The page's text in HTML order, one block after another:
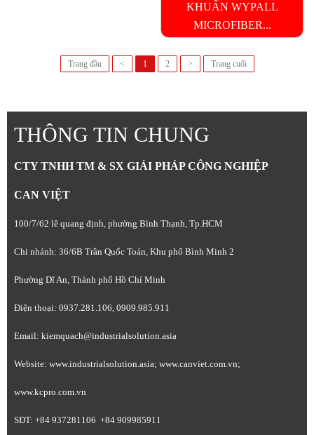
KHUẨN WYPALL
MICROFIBER...
Trang đầu < 1 2 > Trang cuối
THÔNG TIN CHUNG
CTY TNHH TM & SX GIẢI PHÁP CÔNG NGHIỆP
CAN VIỆT
100/7/62 lê quang định, phường Bình Thạnh, Tp.HCM
Chi nhánh: 36/6B Trần Quốc Toản, Khu phố Bình Minh 2
Phường Dĩ An, Thành phố Hồ Chí Minh
Điện thoại: 0937.281.106, 0909.985.911
Email: kiemquach@industrialsolution.asia
Website: www.industrialsolution.asia; www.canviet.com.vn;
www.kcpro.com.vn
SĐT: +84 937281106 +84 909985911